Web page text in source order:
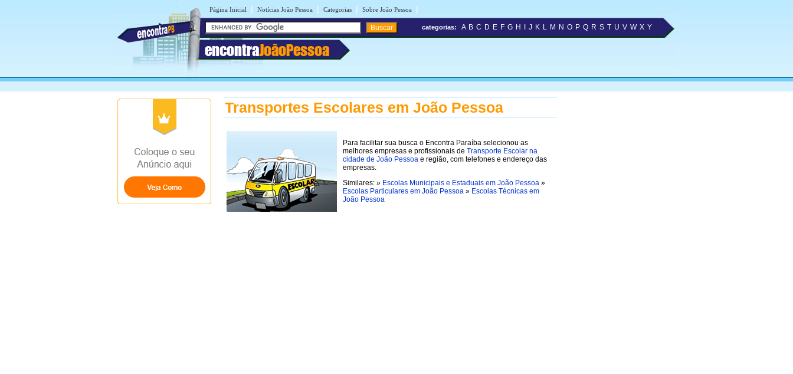
Página Inicial | Notícias João Pessoa | Categorias | Sobre João Pessoa |
encontraJoãoPessoa
categorias: A B C D E F G H J K L M N O P Q R S T U V W X Y
Transportes Escolares em João Pessoa
Para facilitar sua busca o Encontra Paraíba selecionou as
melhores empresas e profissionais de Transporte Escolar na
cidade de João Pessoa e região, com telefones e endereço das
empresas.
Similares: » Escolas Municipais e Estaduais em João Pessoa »
Escolas Particulares em João Pessoa » Escolas Técnicas em
João Pessoa